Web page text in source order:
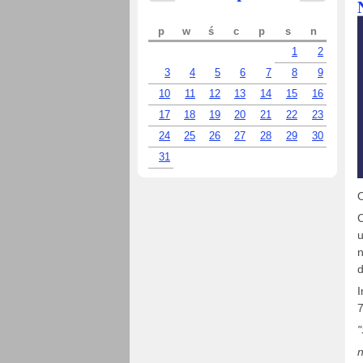
p w ś c p s
n
1
2
3
4 5 6 7 8
9
10
11 12 13 14 15
16
17
18 19 20 21 22
23
24
25 26 27 28 29
30
31